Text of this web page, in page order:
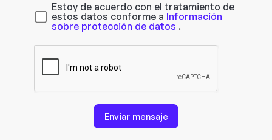
Estoy de acuerdo con el tratamiento de
estos datos conforme a Información
sobre protección de datos .
Enviar mensaje